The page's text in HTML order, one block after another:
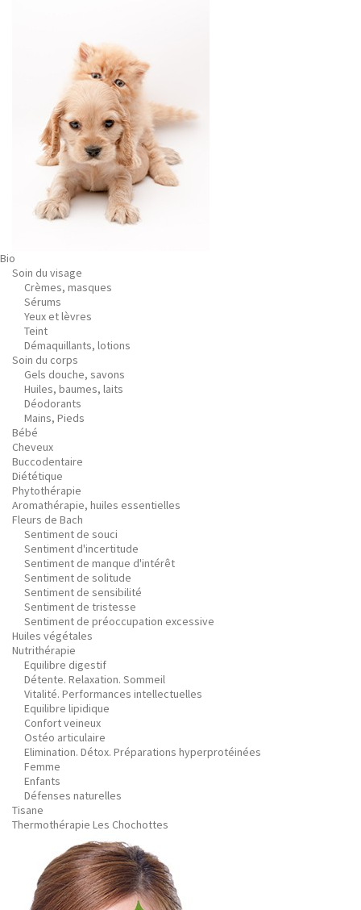
Bio
Soin du visage
Crèmes, masques
Sérums
Yeux et lèvres
Teint
Démaquillants, lotions
Soin du corps
Gels douche, savons
Huiles, baumes, laits
Déodorants
Mains, Pieds
Bébé
Cheveux
Buccodentaire
Diététique
Phytothérapie
Aromathérapie, huiles essentielles
Fleurs de Bach
Sentiment de souci
Sentiment d'incertitude
Sentiment de manque d'intérêt
Sentiment de solitude
Sentiment de sensibilité
Sentiment de tristesse
Sentiment de préoccupation excessive
Huiles végétales
Nutrithérapie
Equilibre digestif
Détente. Relaxation. Sommeil
Vitalité. Performances intellectuelles
Equilibre lipidique
Confort veineux
Ostéo articulaire
Elimination. Détox. Préparations hyperprotéinées
Femme
Enfants
Défenses naturelles
Tisane
Thermothérapie Les Chochottes